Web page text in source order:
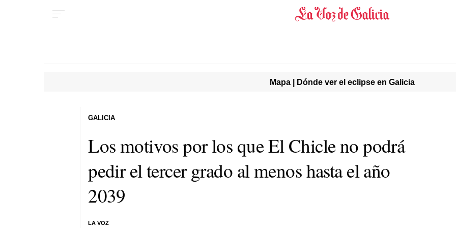
Mapa | Dónde ver el eclipse en Galicia
Los motivos por los que El Chicle no podrá
pedir el tercer grado al menos hasta el año
2039
LA VOZ
GALICIA